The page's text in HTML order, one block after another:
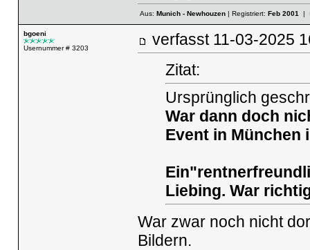
Aus: Munich - Newhouzen| Registriert: Feb 2001|
bgoeni
Usernummer # 3203
verfasst 11-03-
Zitat:
Ursprünglich
War dann doch
Event in München
Liebing. War
War zwar noch nicht
Bildern.